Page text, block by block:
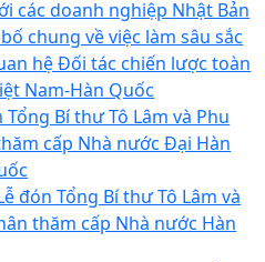
các doanh nghiệp Nhật Bản
chung về việc làm sâu sắc
hệ Đối tác chiến lược toàn
Nam-Hàn Quốc
Tổng Bí thư Tô Lâm và Phu
cấp Nhà nước Đại Hàn
đón Tổng Bí thư Tô Lâm và
thăm cấp Nhà nước Hàn